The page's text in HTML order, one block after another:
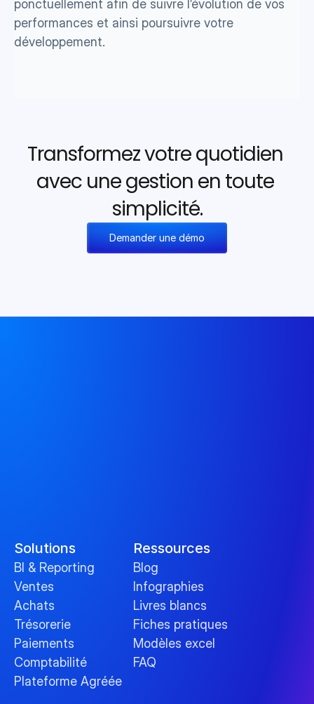
ponctuellement afin de suivre l’évolution de vos
performances et ainsi poursuivre votre
développement.
Transformez votre quotidien
avec une gestion en toute
simplicité.
Demander une démo
Solutions
BI & Reporting
Ventes
Achats
Trésorerie
Paiements
Comptabilité
Plateforme Agréée
Ressources
Blog
Infographies
Livres blancs
Fiches pratiques
Modèles excel
FAQ